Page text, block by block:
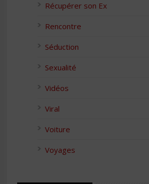
Récupérer son Ex
Rencontre
Séduction
Sexualité
Vidéos
Viral
Voiture
Voyages